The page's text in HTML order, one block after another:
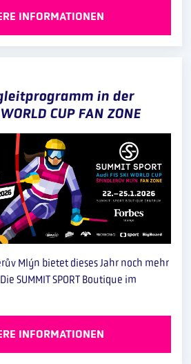
INFORMATIONEN
in der
CUP FAN ZONE
Mlýn bietet dieses Jahr noch mehr
SUMMIT SPORT Boutique im
INFORMATIONEN